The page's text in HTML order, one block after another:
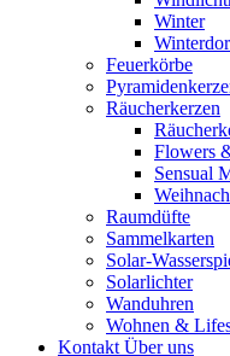
Winter
Feuerkörbe
Räucherkerzen
Flowers
Sensual
Raumdüfte
Sammelkarten
Solar-
Solarlichter
Wanduhren
Wohnen &
Kontakt Über uns